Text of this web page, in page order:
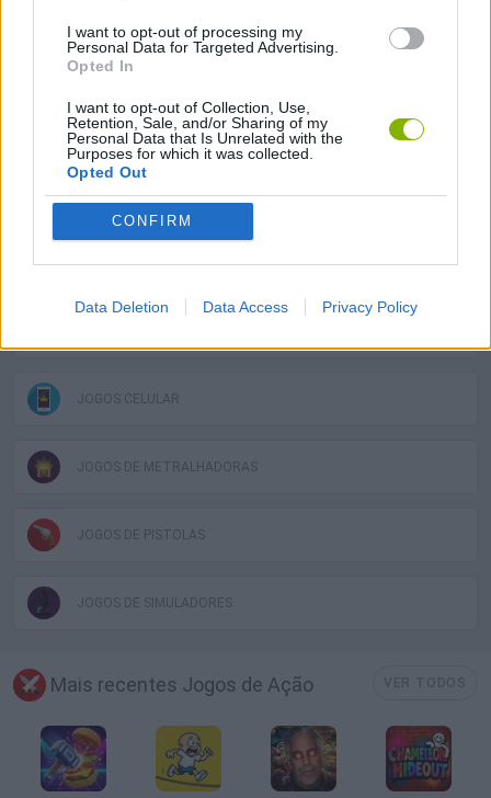
I want to opt-out of processing my
Personal Data for Targeted Advertising.
Opted In
I want to opt-out of Collection, Use,
Retention, Sale, and/or Sharing of my
Personal Data that Is Unrelated with the
Purposes for which it was collected.
Opted Out
CONFIRM
Data Deletion Data Access Privacy Policy
JOGOS DE ANIMAIS
JOGOS DE ARMAS
JOGOS DE AVENTURA GRÁFICA
JOGOS DIVERTIDOS
JOGOS CELULAR
JOGOS DE METRALHADORAS
JOGOS DE PISTOLAS
JOGOS DE SIMULADORES
Mais recentes Jogos de Ação